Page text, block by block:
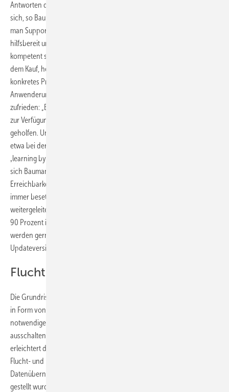
Antworten darauf erhält man erst nach dem Kauf. Aber man kann
sich, so Baumann,
man Support-Mitarbeiter schnell erreicht, ob diese freundlich,
hilfsbereit und nicht nur programm-technisch, sondern auch fachlich
kompetent sind, lässt sich auch schon beim Software-Test, noch vor
dem Kauf, herausfinden. Am besten einfach anrufen und ein
konkretes Problem schildern“, rät Baumann. Mit der
Anwenderunterstützung von Weise Software ist Baumann sehr
zufrieden: „Bei den ersten Schritten haben mir die auf der Homepage
zur Verfügung gestellten
geholfen. Unterstützt wurde ich auch von den
etwa bei der Erstellung eines individuellen Plankopfes. Der Rest war
‚learning by doing‘ und nach etwa einer Woche war ich fit“, erinnert
sich Baumann. Insbesondere die einfache und schnelle
Erreichbarkeit schätzt er sehr: „Zu den Geschäftszeiten ist der Support
immer besetzt und wenn alle Mitarbeiter belegt sind, werde ich
weitergeleitet und die Telefonnummer notiert. Der Rückruf erfolgt zu
90 Prozent innerhalb einer Stunde. Auch
werden gerne aufgenommen und manchmal schon in der nächsten
Updateversion umgesetzt“.
Fluchtplan in der Praxis
Die Grundrisspläne importiert Baumann meist von den Auftraggebern
in Form von DXF/DWG- oder PDF-Dateien. „So kann ich auch
notwendige und nicht notwendige Zeichnungsfolien ein- oder
ausschalten und die
erleichtert die Markierung und Kennzeichnung von Feuerwehr-,
Flucht- und Rettungsplänen“, erläutert Baumann die Vorteile der
Datenübernahme. Da die Grundrisse bisher immer zur Verfügung
gestellt wurden, kam der in der Software integrierte 2D-Editor, mit dem